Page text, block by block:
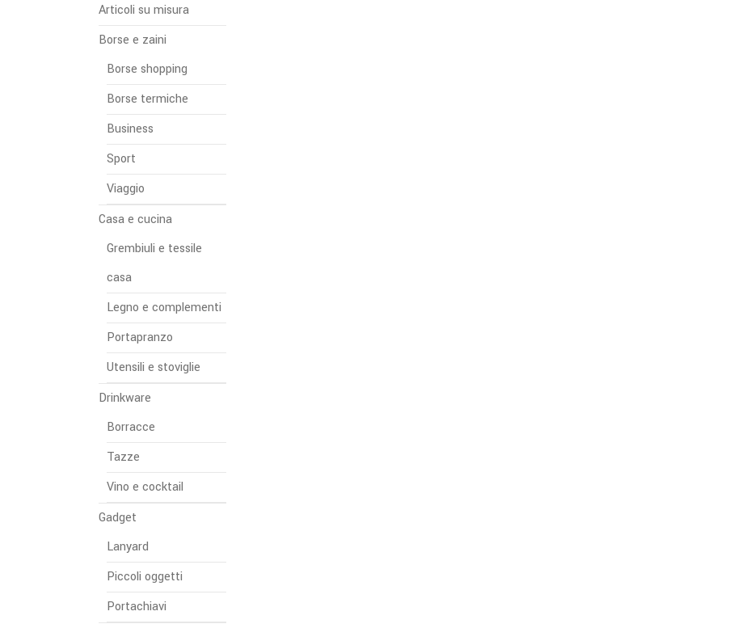
Articoli su misura
Borse e zaini
Borse shopping
Borse termiche
Business
Sport
Viaggio
Casa e cucina
Grembiuli e tessile
casa
Legno e complementi
Portapranzo
Utensili e stoviglie
Drinkware
Borracce
Tazze
Vino e cocktail
Gadget
Lanyard
Piccoli oggetti
Portachiavi